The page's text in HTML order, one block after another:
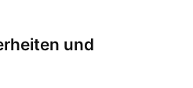
und